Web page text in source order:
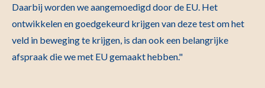
Daarbij worden we aangemoedigd door de EU. Het
ontwikkelen en goedgekeurd krijgen van deze test om het
veld in beweging te krijgen, is dan ook een belangrijke
afspraak die we met EU gemaakt hebben."